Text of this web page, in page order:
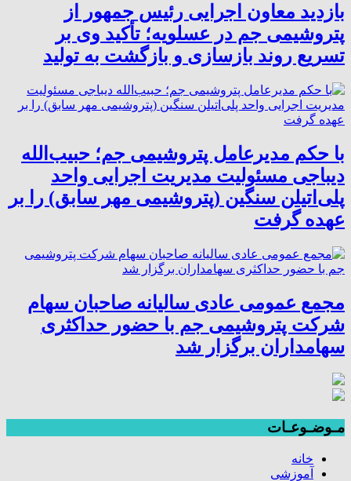
بازدید معاون اجرایی رئیس جمهور از
پتروشیمی جم در عسلویه؛ تأکید وی بر
تسریع روند بازسازی و بازگشت به تولید
با حکم مدیرعامل پتروشیمی جم؛ حبیب‌الله
دیباجی مسئولیت مدیریت اجرایی واحد
پلی‌اتیلن سنگین (پتروشیمی مهر سابق) را بر
عهده گرفت
مجمع عمومی عادی سالیانه صاحبان سهام
شرکت پتروشیمی جم با حضور حداکثری
سهامداران برگزار شد
مـوضـوعـات
خانه
آموزشی